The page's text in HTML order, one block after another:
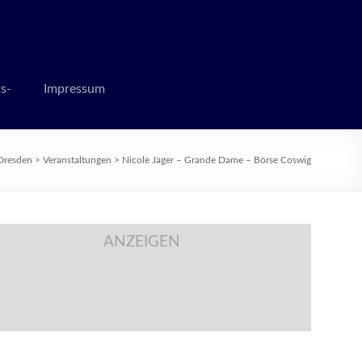
Impressum
> Veranstaltungen > Nicole Jäger – Grande Dame – Börse Coswig
ANZEIGEN